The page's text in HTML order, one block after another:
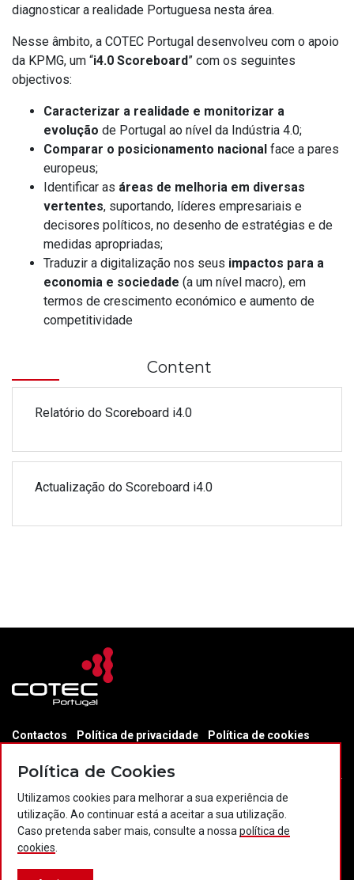
diagnosticar a realidade Portuguesa nesta área.
Nesse âmbito, a COTEC Portugal desenvolveu com o apoio
da KPMG, um “i4.0 Scoreboard” com os seguintes
objectivos:
Caracterizar a realidade e monitorizar a
evolução de Portugal ao nível da Indústria 4.0;
Comparar o posicionamento nacional face a pares
europeus;
Identificar as áreas de melhoria em diversas
vertentes, suportando, líderes empresariais e
decisores políticos, no desenho de estratégias e de
medidas apropriadas;
Traduzir a digitalização nos seus impactos para a
economia e sociedade (a um nível macro), em
termos de crescimento económico e aumento de
competitividade
​ Content
Relatório do Scoreboard i4.0
Actualização do Scoreboard i4.0
Contactos Política de privacidade
Política de cookies
© 2026 COTEC Portugal. Todos os direitos reservados.
Plataforma co-financiada por:
Política de Cookies
Utilizamos cookies para melhorar a sua experiência de
utilização. Ao continuar está a aceitar a sua utilização.
Caso pretenda saber mais, consulte a nossa política de
cookies